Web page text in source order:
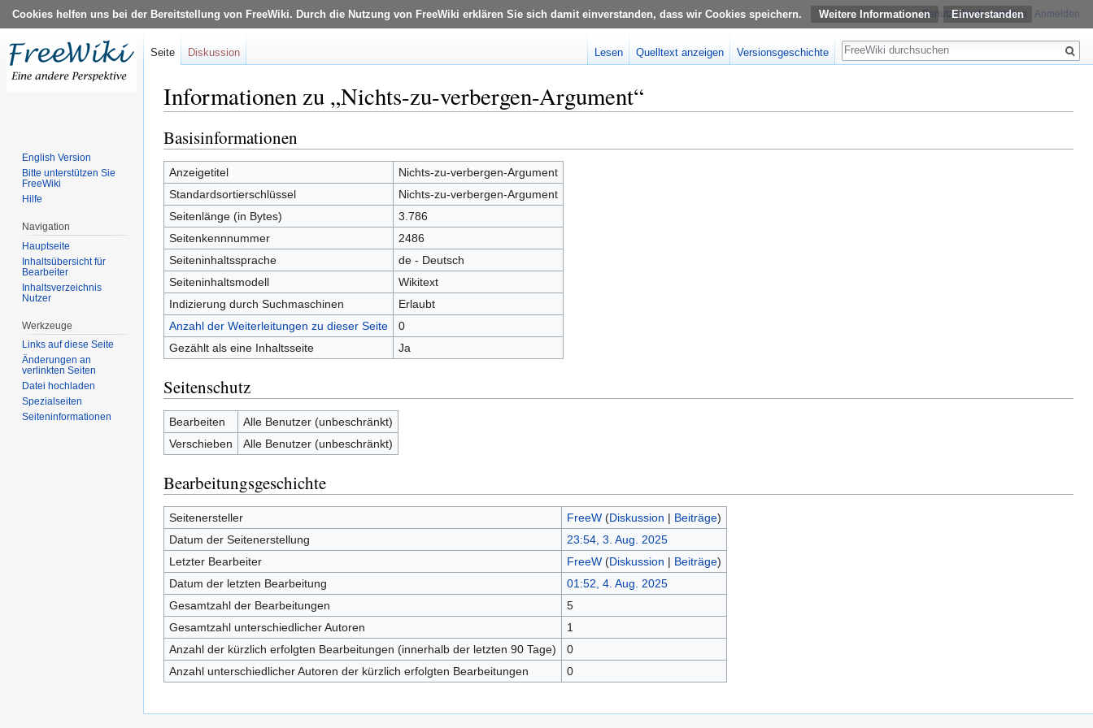
Cookies helfen uns bei der Bereitstellung von FreeWiki. Durch die Nutzung von FreeWiki erklären Sie sich damit einverstanden, dass wir Cookies speichern. Weitere Informationen
Informationen zu „Nichts-zu-verbergen-Argument“
Basisinformationen
Anzeigetitel
Nichts-zu-verbergen-Argument
Standardsortierschlüssel
Nichts-zu-verbergen-Argument
Seitenlänge (in Bytes)
3.786
Seitenkennnummer
2486
Seiteninhaltssprache
de - Deutsch
Seiteninhaltsmodell
Wikitext
Indizierung durch Suchmaschinen
Erlaubt
Anzahl der Weiterleitungen zu dieser Seite
0
Gezählt als eine Inhaltsseite
Ja
Seitenschutz
Bearbeiten
Alle Benutzer (unbeschränkt)
Verschieben
Alle Benutzer (unbeschränkt)
Bearbeitungsgeschichte
Seitenersteller FreeW (Diskussion | Beiträge)
Datum der Seitenerstellung
23:54, 3. Aug. 2025
Letzter Bearbeiter
FreeW (Diskussion | Beiträge)
Datum der letzten Bearbeitung
01:52, 4. Aug. 2025
Gesamtzahl der Bearbeitungen
5
Gesamtzahl unterschiedlicher Autoren
1
Anzahl der kürzlich erfolgten Bearbeitungen (innerhalb der letzten 90 Tage)
0
Anzahl unterschiedlicher Autoren der kürzlich erfolgten Bearbeitungen
0
Benutzerkonto erstellen Anmelden
Seite Diskussion Lesen Quelltext anzeigen Versionsgeschichte
Suche
English Version
Bitte unterstützen Sie
FreeWiki
Hilfe
Navigation
Hauptseite
Inhaltsübersicht für
Bearbeiter
Inhaltsverzeichnis
Nutzer
Werkzeuge
Links auf diese Seite
Änderungen an
verlinkten Seiten
Datei hochladen
Spezialseiten
Seiten­informationen